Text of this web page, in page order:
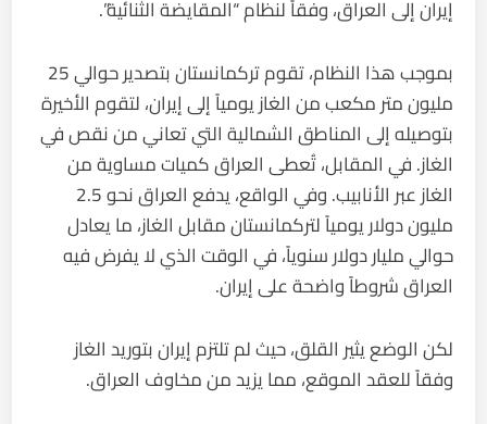
إيران إلى العراق، وفقاً لنظام “المقايضة الثنائية”.
بموجب هذا النظام، تقوم تركمانستان بتصدير حوالي 25
مليون متر مكعب من الغاز يومياً إلى إيران، لتقوم الأخيرة
بتوصيله إلى المناطق الشمالية التي تعاني من نقص في
الغاز. في المقابل، تُعطى العراق كميات مساوية من
الغاز عبر الأنابيب. وفي الواقع، يدفع العراق نحو 2.5
مليون دولار يومياً لتركمانستان مقابل الغاز، ما يعادل
حوالي مليار دولار سنوياً، في الوقت الذي لا يفرض فيه
العراق شروطاً واضحة على إيران.
لكن الوضع يثير القلق، حيث لم تلتزم إيران بتوريد الغاز
وفقاً للعقد الموقع، مما يزيد من مخاوف العراق.